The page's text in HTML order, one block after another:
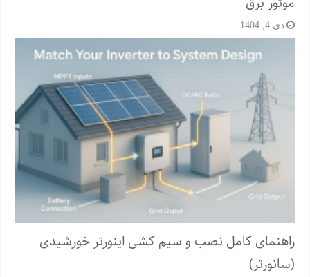
دی 4, 1404
راهنمای کامل نصب و سیم کشی اینورتر خورشیدی
(سانورتر)